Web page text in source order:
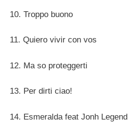
10. Troppo buono
11. Quiero vivir con vos
12. Ma so proteggerti
13. Per dirti ciao!
14. Esmeralda feat Jonh Legend